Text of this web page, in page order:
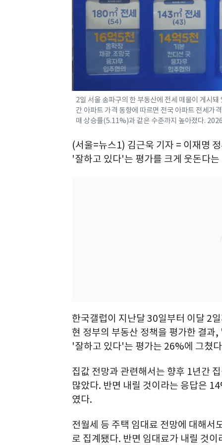
2일 서울 송파구의 한 부동산에 전세 매물이 게시
간 아파트 가격 동향에 따르면 전국 아파트 전세가
매 상승률(5.11%)과 같은 수준까지 높아졌다.
(서울=뉴스1) 김근욱 기자 = 이재명
'잘하고 있다'는 평가를 크게 웃돈다
한국갤럽이 지난달 30일부터 이달 2
현 정부의 부동산 정책을 평가한 결
'잘하고 있다'는 평가는 26%에 그쳤
집값 전망과 관련해서는 향후 1년간
많았다. 반면 내릴 것이라는 응답은
였다.
전월세 등 주택 임대료 전망에 대해
로 집계됐다. 반면 임대료가 내릴 것